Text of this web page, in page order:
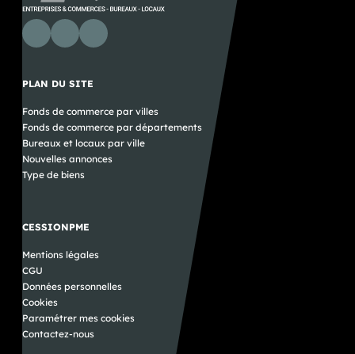
PLAN DU SITE
Fonds de commerce par villes
Fonds de commerce par départements
Bureaux et locaux par ville
Nouvelles annonces
Type de biens
CESSIONPME
Mentions légales
CGU
Données personnelles
Cookies
Paramétrer mes cookies
Contactez-nous